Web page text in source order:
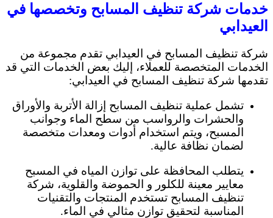
خدمات شركة تنظيف المسابح وتخصصها في
العيدابي
شركة تنظيف المسابح في العيدابي تقدم مجموعة من
الخدمات المتخصصة للعملاء، إليك بعض الخدمات التي قد
تقدمها شركة تنظيف المسابح في العيدابي:
تشمل عملية تنظيف المسابح إزالة الأتربة والأوراق
والحشرات والرواسب من سطح الماء وجوانب
المسبح، ويتم استخدام أدوات ومعدات متخصصة
لضمان نظافة عالية.
يتطلب المحافظة على توازن المياه في المسبح
معايير معينة للكلور و الحموضة والقلوية، شركة
تنظيف المسابح تستخدم المنتجات والتقنيات
المناسبة لتحقيق توازن مثالي في الماء.